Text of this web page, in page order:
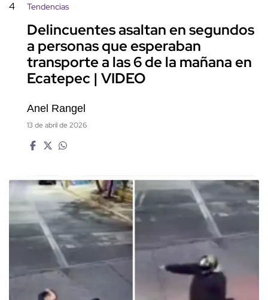
4 Tendencias
Delincuentes asaltan en segundos
a personas que esperaban
transporte a las 6 de la mañana en
Ecatepec | VIDEO
Anel Rangel
13 de abril de 2026